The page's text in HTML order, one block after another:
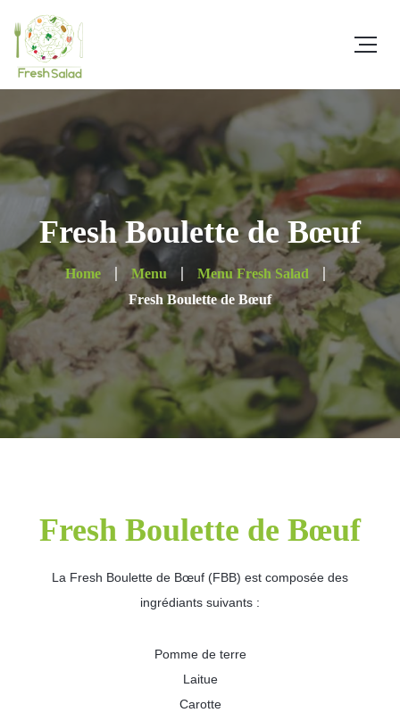
Fresh Boulette de Bœuf
Home Menu
Menu Fresh Salad
Fresh Boulette de Bœuf
Fresh Boulette de Bœuf
La Fresh Boulette de Bœuf (FBB) est composée des
ingrédiants suivants :
Pomme de terre
Laitue
Carotte